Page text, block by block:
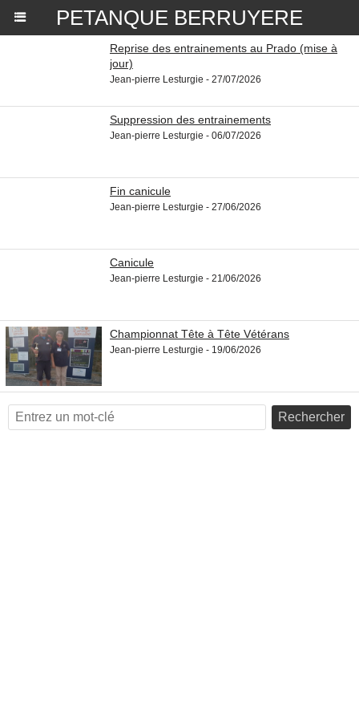
PETANQUE BERRUYERE
Reprise des entrainements au Prado (mise à
jour)
Jean-pierre Lesturgie - 27/07/2026
Suppression des entrainements
Jean-pierre Lesturgie - 06/07/2026
Fin canicule
Jean-pierre Lesturgie - 27/06/2026
Canicule
Jean-pierre Lesturgie - 21/06/2026
Championnat Tête à Tête Vétérans
Jean-pierre Lesturgie - 19/06/2026
Rechercher